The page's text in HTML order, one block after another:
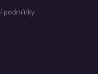
podmínky